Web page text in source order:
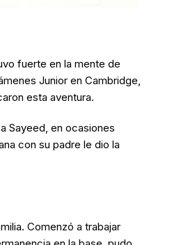
fuerte en la mente de
Junior en Cambridge,
esta aventura.
Sayeed, en ocasiones
con su padre le dio la
Comenzó a trabajar